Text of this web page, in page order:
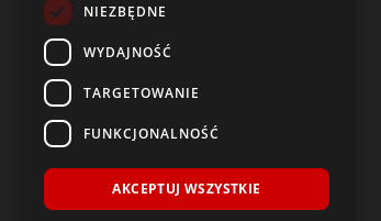
Dobór opon i felg do samochodu
Oznaczenia opon
Opony i felgi typu DEMO
Czym jest symbol DOT?
Wulkanizacja opon
Alusy – Sposób Na Życie!
NIEZBĘDNE
WYDAJNOŚĆ
TARGETOWANIE
FUNKCJONALNOŚĆ
AKCEPTUJ WSZYSTKIE